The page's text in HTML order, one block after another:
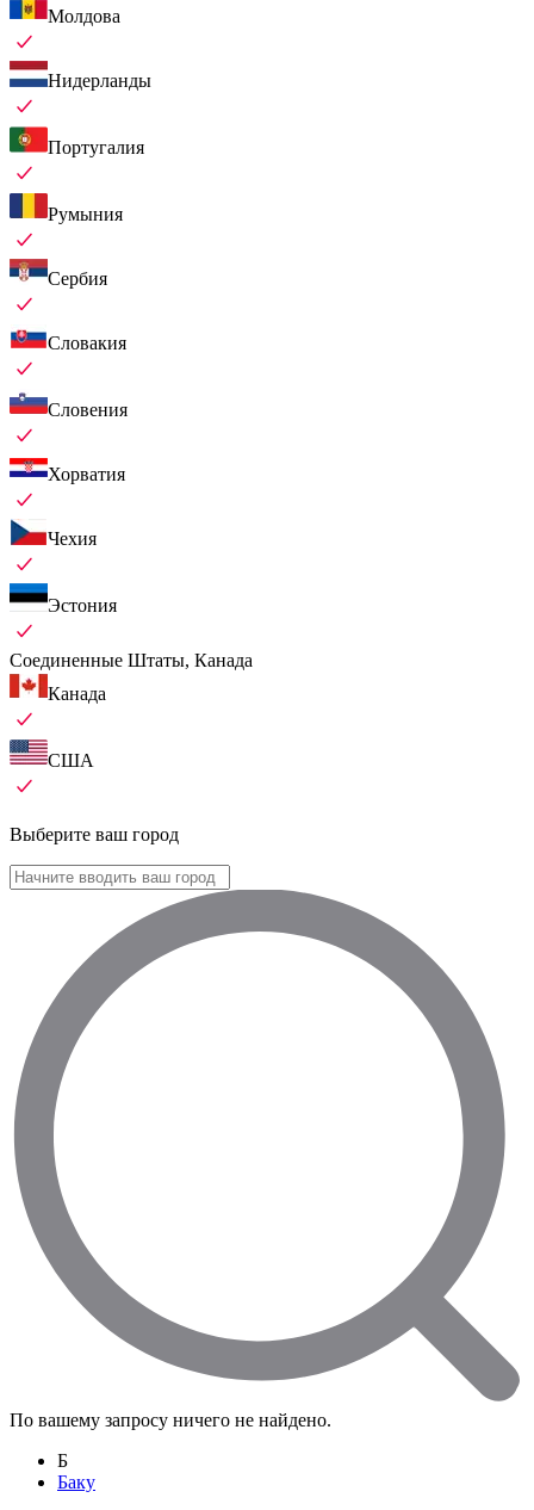
Молдова
Нидерланды
Португалия
Румыния
Сербия
Словакия
Словения
Хорватия
Чехия
Эстония
Соединенные Штаты, Канада
Канада
США
Выберите ваш город
По вашему запросу ничего не найдено.
Б
Баку